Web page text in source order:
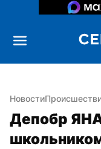
Новости
Депобр